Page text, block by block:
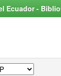
Ecuador -